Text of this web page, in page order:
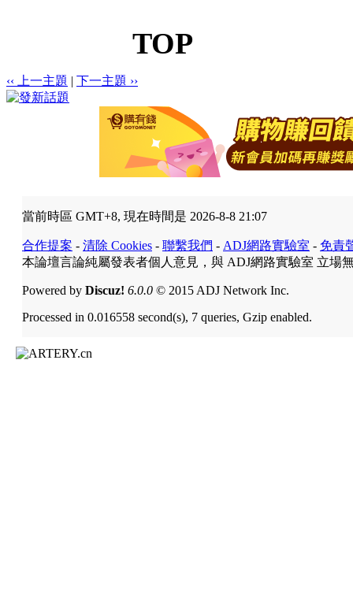
TOP
‹‹ 上一主題 | 下一主題 ››
當前時區 GMT+8, 現在時間是 2026-8-8 21:07
合作提案 - 清除 Cookies - 聯繫我們 - ADJ網路實驗室 - 免責
本論壇言論純屬發表者個人意見，與 ADJ網路實驗室 立場
Powered by Discuz! 6.0.0 © 2015 ADJ Network Inc.
Processed in 0.016558 second(s), 7 queries, Gzip enabled.